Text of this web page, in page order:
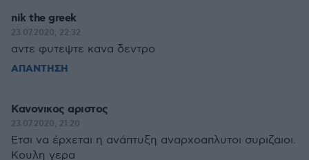
nik the greek
23.07.2020, 22:32
αντε φυτεψτε κανα δεντρο
ΑΠΑΝΤΗΣΗ
Κανονικος αριστος
23.07.2020, 21:20
Ετσι να έρχεται η ανάπτυξη αναρχοαπλυτοι συριζαιοι.
Κουλη γερα